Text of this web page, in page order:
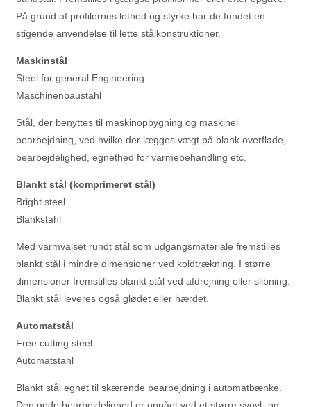
På grund af profilernes lethed og styrke har de fundet en
stigende anvendelse til lette stålkonstruktioner.
Maskinstål
Steel for general Engineering
Maschinenbaustahl
Stål, der benyttes til maskinopbygning og maskinel
bearbejdning, ved hvilke der lægges vægt på blank overflade,
bearbejdelighed, egnethed for varmebehandling etc.
Blankt stål (komprimeret stål)
Bright steel
Blankstahl
Med varmvalset rundt stål som udgangsmateriale fremstilles
blankt stål i mindre dimensioner ved koldtrækning. I større
dimensioner fremstilles blankt stål ved afdrejning eller slibning.
Blankt stål leveres også glødet eller hærdet.
Automatstål
Free cutting steel
Automatstahl
Blankt stål egnet til skærende bearbejdning i automatbænke.